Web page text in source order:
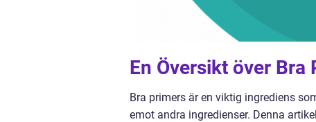
En Översikt över Bra
Bra primers är en viktig ingrediens
emot andra ingredienser. Denna